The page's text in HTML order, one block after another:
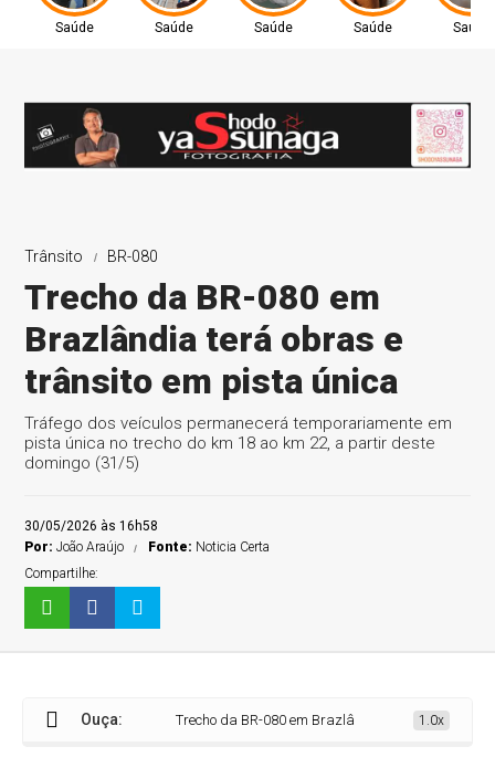
Saúde Saúde Saúde Saúde Saúde
Trânsito BR-080
Trecho da BR-080 em
Brazlândia terá obras e
trânsito em pista única
Tráfego dos veículos permanecerá temporariamente em
pista única no trecho do km 18 ao km 22, a partir deste
domingo (31/5)
30/05/2026 às 16h58
Por:João Araújo Fonte: Noticia Certa
Compartilhe:
Ouça: Trecho da BR-080 em Brazlândia terá obras e
1.0x